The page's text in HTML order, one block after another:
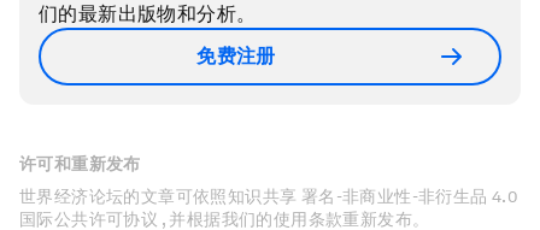
们的最新出版物和分析。
免费注册
许可和重新发布
世界经济论坛的文章可依照知识共享 署名-非商业性-非衍生品 4.0
国际公共许可协议 , 并根据我们的使用条款重新发布。